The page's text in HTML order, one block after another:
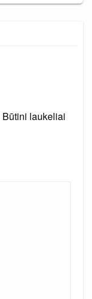
Būtini laukeliai